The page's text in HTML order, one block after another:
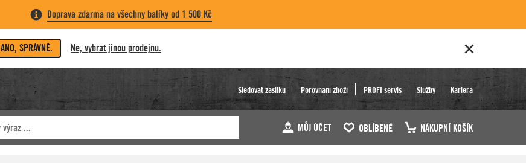
Doprava zdarma na všechny balíky od 1 500 Kč
ANO, SPRÁVNĚ. Ne, vybrat jinou prodejnu.
Sledovat zásilku Porovnání zboží PROFI servis Služby Kariéra
MŮJ ÚČET OBLÍBENÉ NÁKUPNÍ KOŠÍK